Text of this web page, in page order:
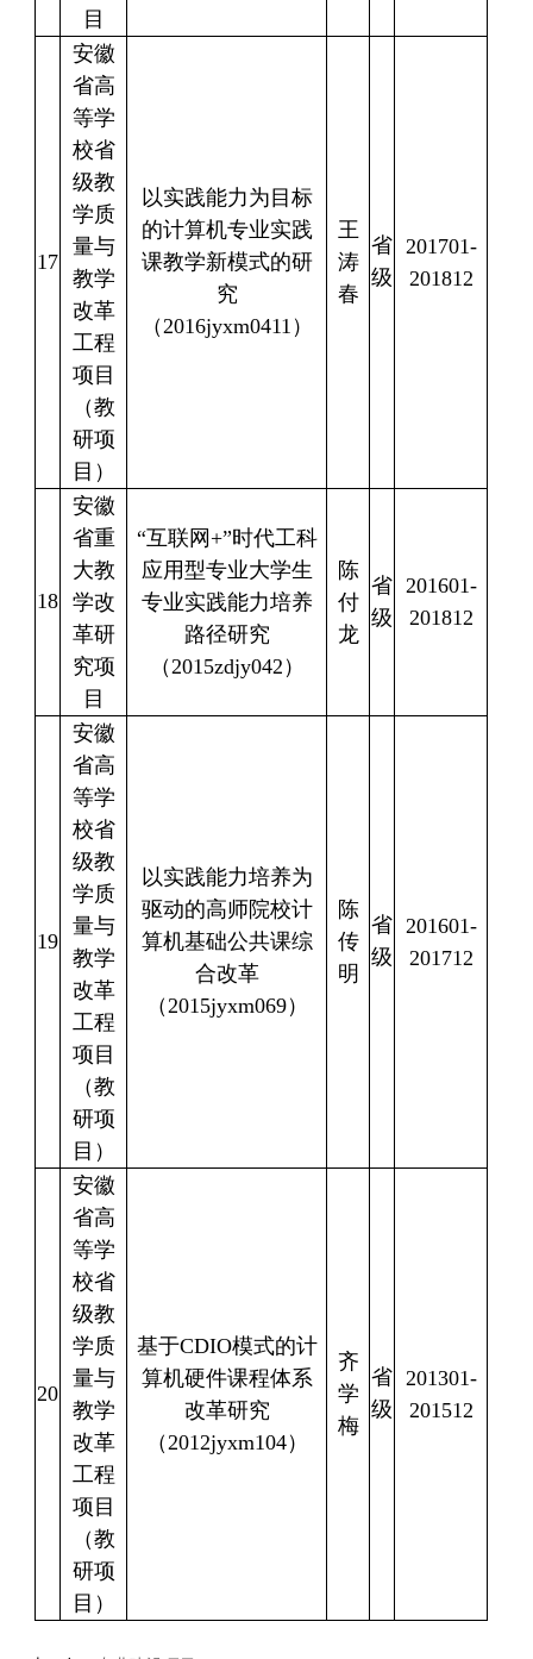
目
17
安徽
省高
等学
校省
级教
学质
量与
教学
改革
工程
项目
（教
研项
目）
以实践能力为目标
的计算机专业实践
课教学新模式的研
究
（2016jyxm0411 ）
王
涛
春
省
级
201701-
201812
18
安徽
省重
大教
学改
革研
究项
目
“互联网 +”时代工科
应用型专业大学生
专业实践能力培养
路径研究
（2015zdjy042 ）
陈
付
龙
省
级
201601-
201812
19
安徽
省高
等学
校省
级教
学质
量与
教学
改革
工程
项目
（教
研项
目）
以实践能力培养为
驱动的高师院校计
算机基础公共课综
合改革
（2015jyxm069）
陈
传
明
省
级
201601-
201712
20
安徽
省高
等学
校省
级教
学质
量与
教学
改革
工程
项目
（教
研项
目）
基于CDIO模式的计
算机硬件课程体系
改革研究
（2012jyxm104）
齐
学
梅
省
级
201301-
201512